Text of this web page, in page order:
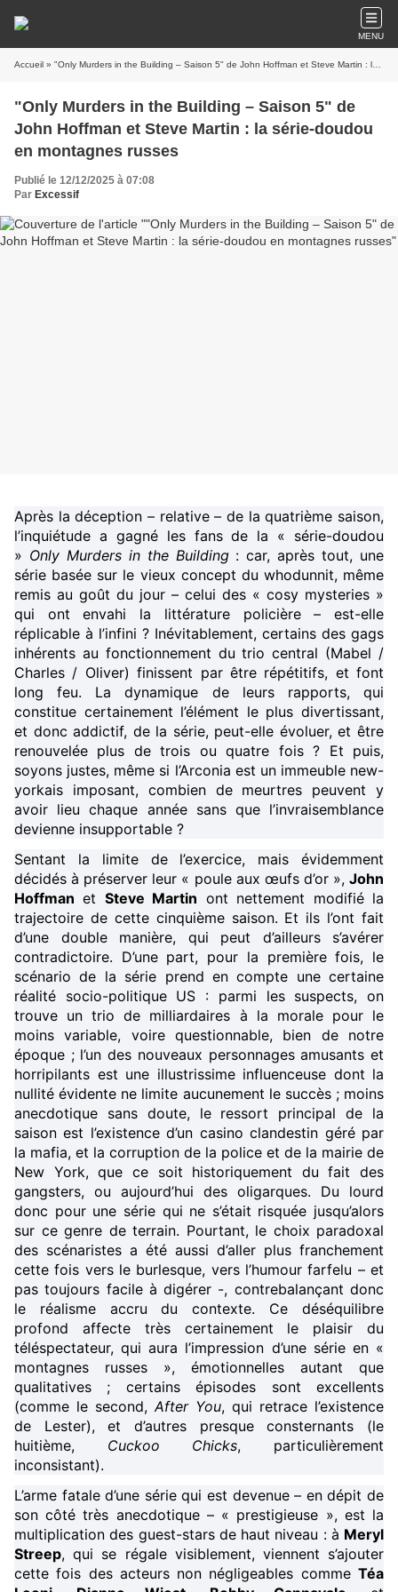
MENU
Accueil » "Only Murders in the Building – Saison 5" de John Hoffman et Steve Martin : la série-doudou en montagnes russes
"Only Murders in the Building – Saison 5" de
John Hoffman et Steve Martin : la série-doudou
en montagnes russes
Publié le 12/12/2025 à 07:08
Par Excessif
Après la déception – relative – de la quatrième saison,
l’inquiétude a gagné les fans de la « série-doudou
» Only Murders in the Building : car, après tout, une
série basée sur le vieux concept du whodunnit, même
remis au goût du jour – celui des « cosy mysteries »
qui ont envahi la littérature policière – est-elle
réplicable à l’infini ? Inévitablement, certains des gags
inhérents au fonctionnement du trio central (Mabel /
Charles / Oliver) finissent par être répétitifs, et font
long feu. La dynamique de leurs rapports, qui
constitue certainement l’élément le plus divertissant,
et donc addictif, de la série, peut-elle évoluer, et être
renouvelée plus de trois ou quatre fois ? Et puis,
soyons justes, même si l’Arconia est un immeuble new-
yorkais imposant, combien de meurtres peuvent y
avoir lieu chaque année sans que l’invraisemblance
devienne insupportable ?
Sentant la limite de l’exercice, mais évidemment
décidés à préserver leur « poule aux œufs d’or », John
Hoffman et Steve Martin ont nettement modifié la
trajectoire de cette cinquième saison. Et ils l’ont fait
d’une double manière, qui peut d’ailleurs s’avérer
contradictoire. D’une part, pour la première fois, le
scénario de la série prend en compte une certaine
réalité socio-politique US : parmi les suspects, on
trouve un trio de milliardaires à la morale pour le
moins variable, voire questionnable, bien de notre
époque ; l’un des nouveaux personnages amusants et
horripilants est une illustrissime influenceuse dont la
nullité évidente ne limite aucunement le succès ; moins
anecdotique sans doute, le ressort principal de la
saison est l’existence d’un casino clandestin géré par
la mafia, et la corruption de la police et de la mairie de
New York, que ce soit historiquement du fait des
gangsters, ou aujourd’hui des oligarques. Du lourd
donc pour une série qui ne s’était risquée jusqu’alors
sur ce genre de terrain. Pourtant, le choix paradoxal
des scénaristes a été aussi d’aller plus franchement
cette fois vers le burlesque, vers l’humour farfelu – et
pas toujours facile à digérer -, contrebalançant donc
le réalisme accru du contexte. Ce déséquilibre
profond affecte très certainement le plaisir du
téléspectateur, qui aura l’impression d’une série en «
montagnes russes », émotionnelles autant que
qualitatives ; certains épisodes sont excellents
(comme le second, After You, qui retrace l’existence
de Lester), et d’autres presque consternants (le
huitième,
Cuckoo Chicks, particulièrement
inconsistant).
L’arme fatale d’une série qui est devenue – en dépit de
son côté très anecdotique – « prestigieuse », est la
multiplication des guest-stars de haut niveau : à Meryl
Streep, qui se régale visiblement, viennent s’ajouter
cette fois des acteurs non négligeables comme Téa